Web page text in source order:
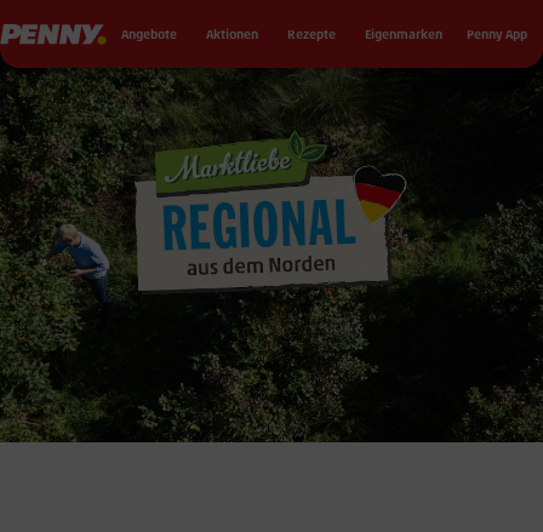
Penny Angebote Aktionen Rezepte Eigenmarken Penny App